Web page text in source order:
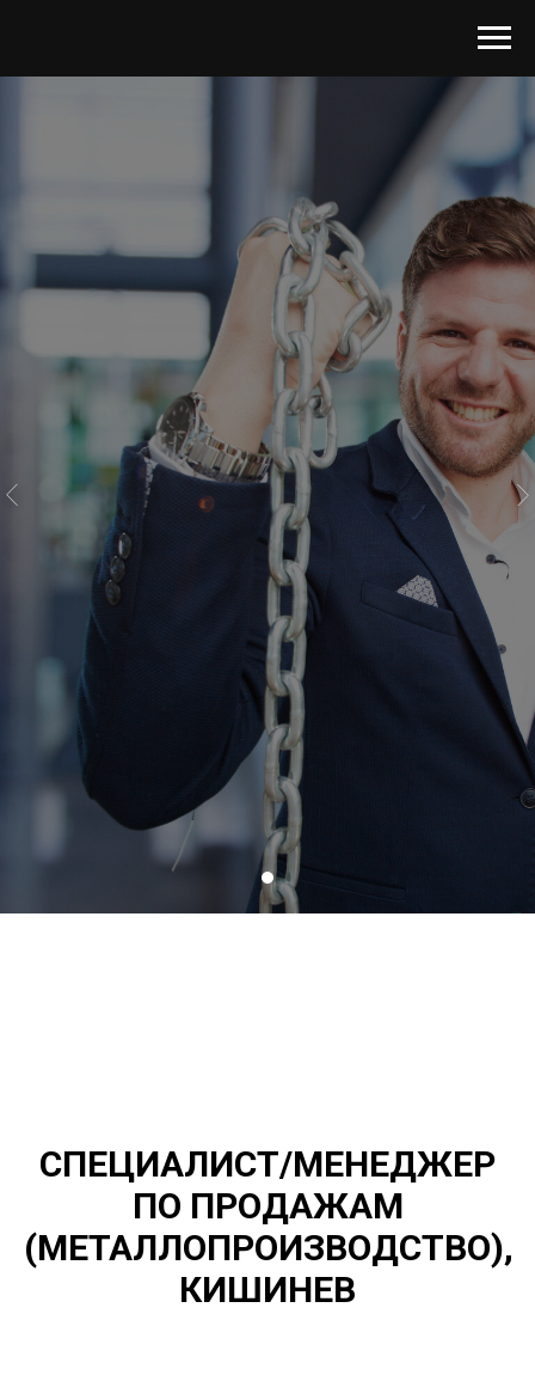
ВАКАНСИЯ:
МЕНЕДЖЕР ПО ПРОДАЖАМ
(МЕТАЛЛОПРОИЗВОДСТВО),
СПЕЦИАЛИСТ/МЕНЕДЖЕР
ПО ПРОДАЖАМ
(МЕТАЛЛОПРОИЗВОДСТВО),
КИШИНЕВ